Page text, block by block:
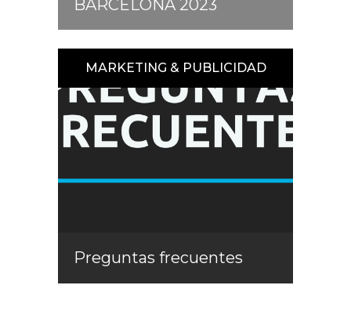
BARCELONA 2023
MARKETING & PUBLICIDAD
Preguntas frecuentes